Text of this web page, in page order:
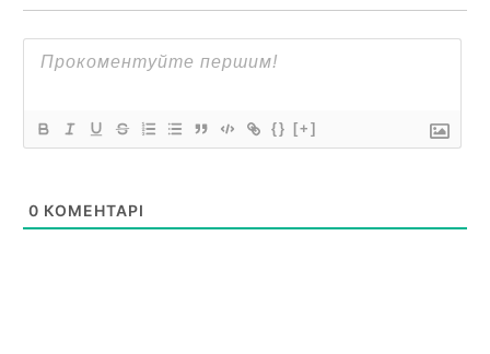
{} [+]
0 КОМЕНТАРІ